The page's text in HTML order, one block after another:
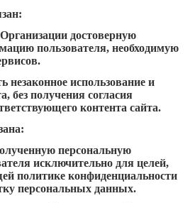
достоверную
пользователя, необходимую
незаконное использование и
без получения согласия
контента сайта.
персональную
исключительно для целей,
политике конфиденциальности
персональных данных.